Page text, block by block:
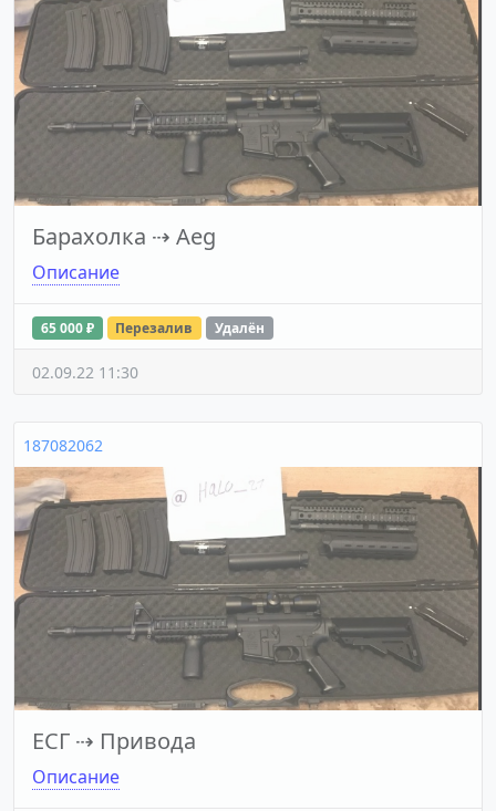
Барахолка ⇢ Aeg
Описание
65 000 ₽ Перезалив Удалён
02.09.22 11:30
187082062
ЕСГ ⇢ Привода
Описание